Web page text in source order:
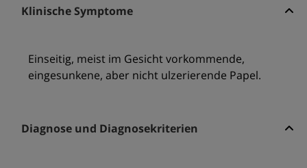
Klinische Symptome
Einseitig, meist im Gesicht vorkommende,
eingesunkene, aber nicht ulzerierende Papel.
Diagnose und Diagnosekriterien